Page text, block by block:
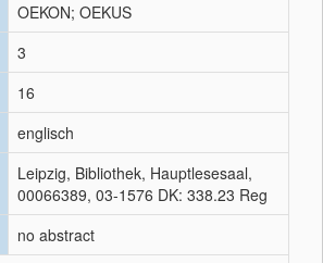
OEKON; OEKUS
3
16
englisch
Leipzig, Bibliothek, Hauptlesesaal,
00066389, 03-1576 DK: 338.23 Reg
no abstract